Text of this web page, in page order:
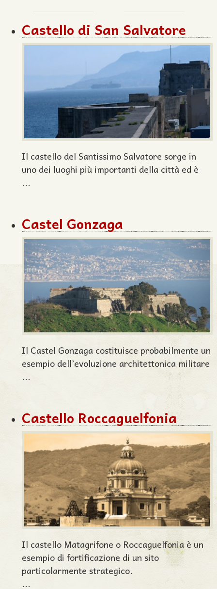
Castello di San Salvatore
Il castello del Santissimo Salvatore sorge in
uno dei luoghi più importanti della città ed è
...
Castel Gonzaga
Il Castel Gonzaga costituisce probabilmente un
esempio dell’evoluzione architettonica militare
...
Castello Roccaguelfonia
Il castello Matagrifone o Roccaguelfonia è un
esempio di fortificazione di un sito
particolarmente strategico.
...